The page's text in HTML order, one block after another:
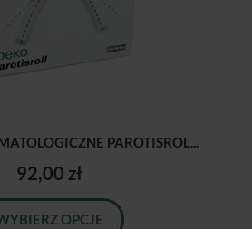
PAROTISROL...
92,00 zł
OPCJE